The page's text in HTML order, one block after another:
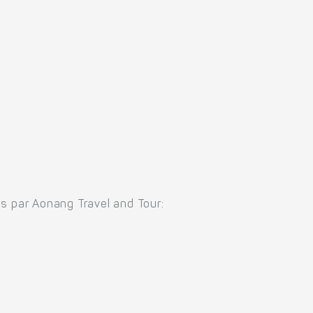
Aonang Travel and Tour: